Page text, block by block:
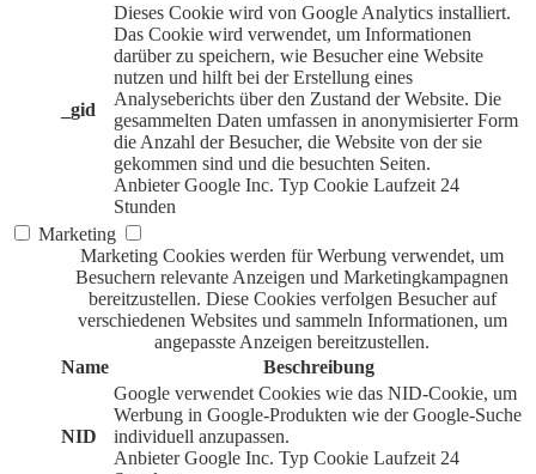
_gid
Dieses Cookie wird von Google Analytics installiert.
Das Cookie wird verwendet, um Informationen
darüber zu speichern, wie Besucher eine Website
nutzen und hilft bei der Erstellung eines
Analyseberichts über den Zustand der Website. Die
gesammelten Daten umfassen in anonymisierter Form
die Anzahl der Besucher, die Website von der sie
gekommen sind und die besuchten Seiten.
Anbieter Google Inc. Typ Cookie Laufzeit 24
Stunden
Marketing
Marketing Cookies werden für Werbung verwendet, um
Besuchern relevante Anzeigen und Marketingkampagnen
bereitzustellen. Diese Cookies verfolgen Besucher auf
verschiedenen Websites und sammeln Informationen, um
angepasste Anzeigen bereitzustellen.
Name
Beschreibung
NID
Google verwendet Cookies wie das NID-Cookie, um
Werbung in Google-Produkten wie der Google-Suche
individuell anzupassen.
Anbieter Google Inc. Typ Cookie Laufzeit 24